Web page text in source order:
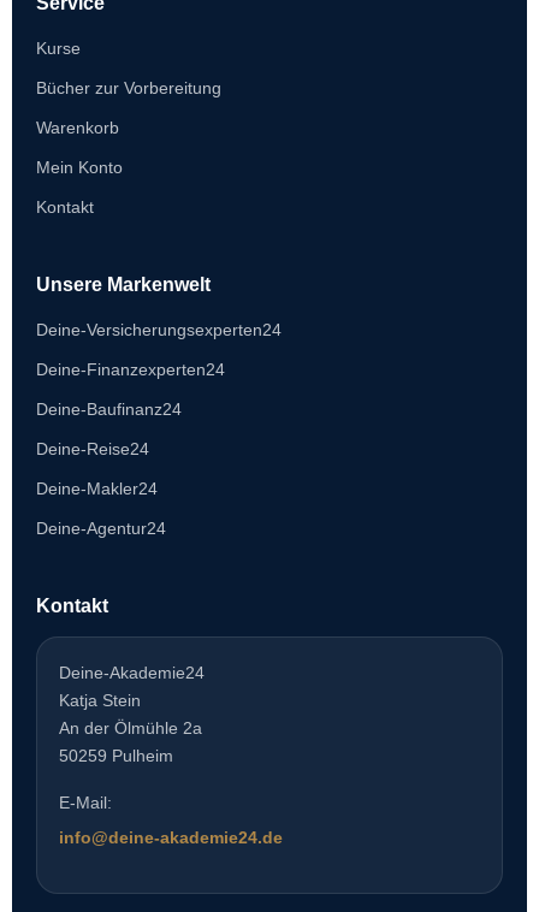
Kurse
Bücher zur Vorbereitung
Warenkorb
Mein Konto
Kontakt
Unsere Markenwelt
Deine-Versicherungsexperten24
Deine-Finanzexperten24
Deine-Baufinanz24
Deine-Reise24
Deine-Makler24
Deine-Agentur24
Kontakt
Deine-Akademie24
Katja Stein
An der Ölmühle 2a
50259 Pulheim
E-Mail:
info@deine-akademie24.de